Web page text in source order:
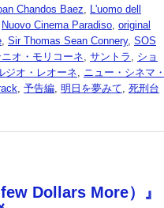
Chandos Baez, L'uomo dell
Nuovo Cinema Paradiso, original
, Sir Thomas Sean Connery, SOS
オ・モリコーネ, サントラ , ショ
ジオ・レオーネ, ニュー・シネマ・
, 予告編, 明日を夢みて, 死刑台
Dollars More）』